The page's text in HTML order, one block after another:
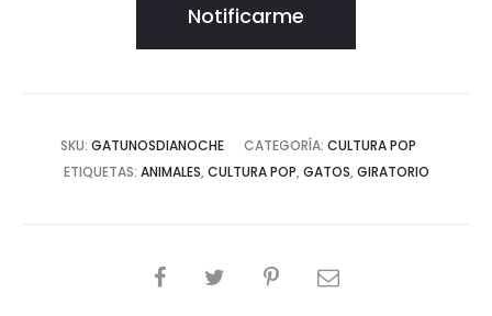
Notificarme
SKU: GATUNOSDIANOCHE CATEGORÍA: CULTURA POP
ETIQUETAS: ANIMALES, CULTURA POP, GATOS, GIRATORIO
COMPARTIR